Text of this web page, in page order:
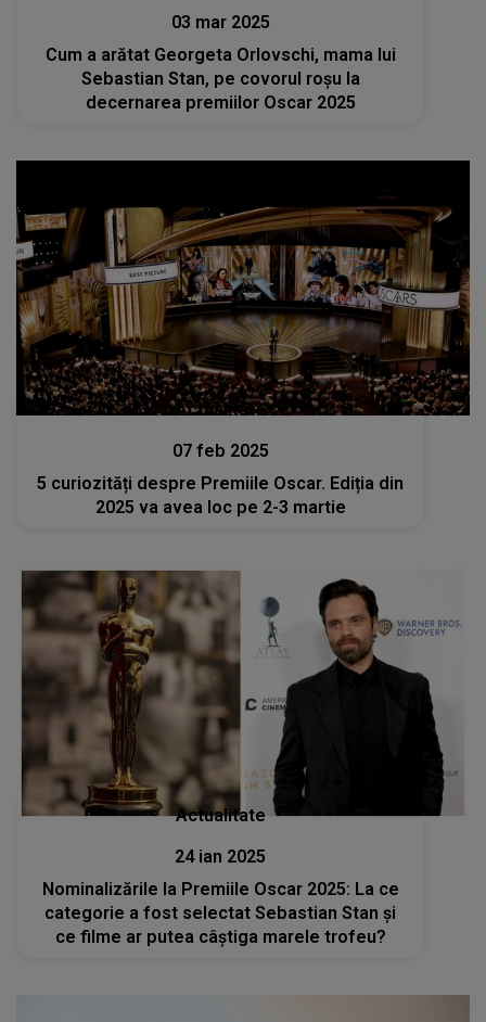
03 mar 2025
Cum a arătat Georgeta Orlovschi, mama lui
Sebastian Stan, pe covorul roșu la
decernarea premiilor Oscar 2025
Actualitate
07 feb 2025
5 curiozități despre Premiile Oscar. Ediția din
2025 va avea loc pe 2-3 martie
Actualitate
24 ian 2025
Nominalizările la Premiile Oscar 2025: La ce
categorie a fost selectat Sebastian Stan și
ce filme ar putea câștiga marele trofeu?